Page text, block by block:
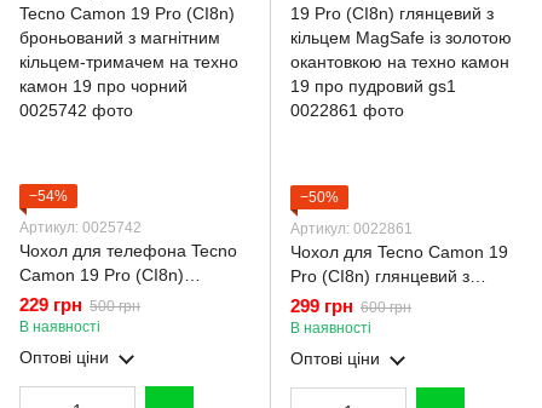
−54%
Артикул: 0025742
Чохол для телефона Tecno
Camon 19 Pro (CI8n)
броньований з магнітним
кільцем-тримачем на техно
камон 19 про чорний
229 грн 500 грн
В наявності
Оптові ціни
−50%
Артикул: 0022861
Чохол для Tecno Camon 19
Pro (CI8n) глянцевий з
кільцем MagSafe із золотою
окантовкою на техно камон
19 про пудровий gs1
299 грн 600 грн
В наявності
Оптові ціни